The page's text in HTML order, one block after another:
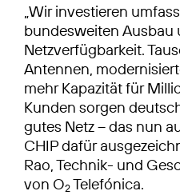
„Wir investieren
bundesweiten Ausbau
Netzverfügbarkeit.
Antennen,
mehr Kapazität für
Kunden sorgen
gutes Netz – das nun
CHIP dafür
Rao, Technik- und
von O2Telefónica.